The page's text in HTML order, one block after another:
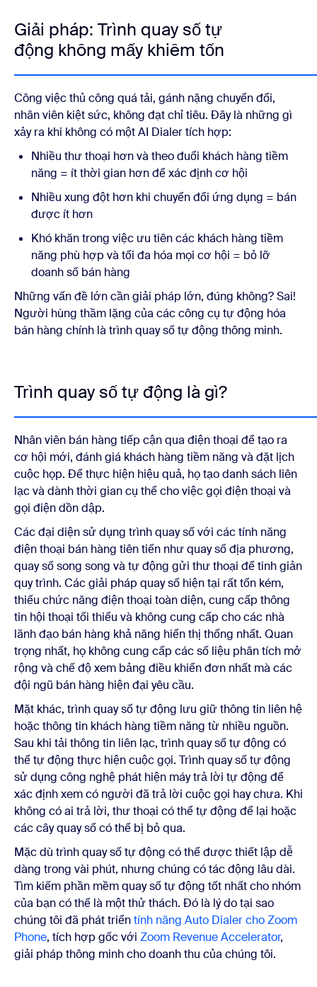
Giải pháp: Trình quay số tự
động không mấy khiêm tốn
Công việc thủ công quá tải, gánh nặng chuyển đổi,
nhân viên kiệt sức, không đạt chỉ tiêu. Đây là những gì
xảy ra khi không có một AI Dialer tích hợp:
Nhiều thư thoại hơn và theo đuổi khách hàng tiềm
năng = ít thời gian hơn để xác định cơ hội
Nhiều xung đột hơn khi chuyển đổi ứng dụng = bán
được ít hơn
Khó khăn trong việc ưu tiên các khách hàng tiềm
năng phù hợp và tối đa hóa mọi cơ hội = bỏ lỡ
doanh số bán hàng
Những vấn đề lớn cần giải pháp lớn, đúng không? Sai!
Người hùng thầm lặng của các công cụ tự động hóa
bán hàng chính là trình quay số tự động thông minh.
Trình quay số tự động là gì?
Nhân viên bán hàng tiếp cận qua điện thoại để tạo ra
cơ hội mới, đánh giá khách hàng tiềm năng và đặt lịch
cuộc họp. Để thực hiện hiệu quả, họ tạo danh sách liên
lạc và dành thời gian cụ thể cho việc gọi điện thoại và
gọi điện dồn dập.
Các đại diện sử dụng trình quay số với các tính năng
điện thoại bán hàng tiên tiến như quay số địa phương,
quay số song song và tự động gửi thư thoại để tinh giản
quy trình. Các giải pháp quay số hiện tại rất tốn kém,
thiếu chức năng điện thoại toàn diện, cung cấp thông
tin hội thoại tối thiểu và không cung cấp cho các nhà
lãnh đạo bán hàng khả năng hiển thị thống nhất. Quan
trọng nhất, họ không cung cấp các số liệu phân tích mở
rộng và chế độ xem bảng điều khiển đơn nhất mà các
đội ngũ bán hàng hiện đại yêu cầu.
Mặt khác, trình quay số tự động lưu giữ thông tin liên hệ
hoặc thông tin khách hàng tiềm năng từ nhiều nguồn.
Sau khi tải thông tin liên lạc, trình quay số tự động có
thể tự động thực hiện cuộc gọi. Trình quay số tự động
sử dụng công nghệ phát hiện máy trả lời tự động để
xác định xem có người đã trả lời cuộc gọi hay chưa. Khi
không có ai trả lời, thư thoại có thể tự động để lại hoặc
các cây quay số có thể bị bỏ qua.
Mặc dù trình quay số tự động có thể được thiết lập dễ
dàng trong vài phút, nhưng chúng có tác động lâu dài.
Tìm kiếm phần mềm quay số tự động tốt nhất cho nhóm
của bạn có thể là một thử thách. Đó là lý do tại sao
chúng tôi đã phát triểntính năng Auto Dialer choZoom
Phone, tích hợp gốc với Zoom Revenue Accelerator,
giải pháp thông minh cho doanh thu của chúng tôi.